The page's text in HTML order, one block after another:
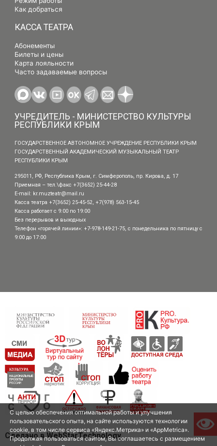
Как добраться
КАССА ТЕАТРА
Абонементы
Билеты и цены
Карта лояльности
Часто задаваемые вопросы
УЧРЕДИТЕЛЬ - МИНИСТЕРСТВО КУЛЬТУРЫ
РЕСПУБЛИКИ КРЫМ
ГОСУДАРСТВЕННОЕ АВТОНОМНОЕ УЧРЕЖДЕНИЕ РЕСПУБЛИКИ КРЫМ
ГОСУДАРСТВЕННЫЙ АКАДЕМИЧЕСКИЙ МУЗЫКАЛЬНЫЙ ТЕАТР
РЕСПУБЛИКИ КРЫМ
295011, РФ, Республика Крым, г. Симферополь, пр. Кирова, д. 17
Приемная – тел.\факс +7(3652) 25-44-28
E-mail: kr.muzteatr@mail.ru
Касса театра +7(3652) 25-45-52, +7(978) 563-15-45
Касса работает с 9:00 по 19:00
Без перерывов и выходных
Телефон «горячей линии»: +7-978-149-21-75, с понедельника по пятницу с
9:00 до 17:00
Сделано в WebStarTechnology
С целью обеспечения оптимальной работы и улучшения
пользовательского опыта, на сайте используются технологии
cookie, в том числе сервиса «Яндекс.Метрика» и «AppMetrica».
Продолжая пользоваться сайтом, Вы соглашаетесь с размещением